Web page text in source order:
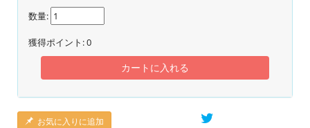
数量:
獲得ポイント:0
カートに入れる
お気に入りに追加